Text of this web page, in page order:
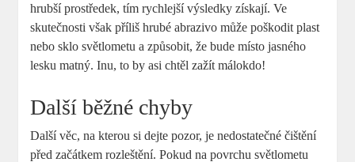
hrubší prostředek, tím rychlejší výsledky získají. Ve
skutečnosti však příliš ‌hrubé abrazivo ‌může poškodit plast
nebo sklo světlometu a způsobit, že bude místo jasného
lesku matný. Inu, to by⁢ asi chtěl zažít málokdo!
Další⁢ běžné chyby
Další věc, na kterou si ⁤dejte pozor, je nedostatečné čištění
před začátkem rozleštění. ‍Pokud na povrchu světlometu⁤